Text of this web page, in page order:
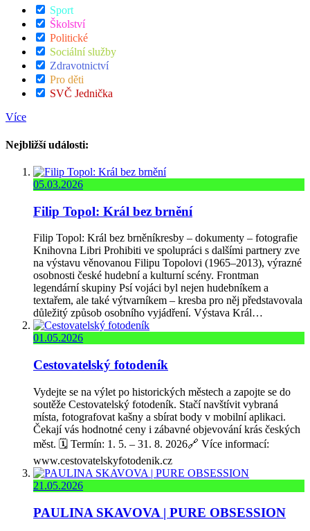
Sport
Školství
Politické
Sociální služby
Zdravotnictví
Pro děti
SVČ Jednička
Více
Nejbližší události:
05.03.2026
Filip Topol: Král bez brnění
Filip Topol: Král bez brněníkresby – dokumenty – fotografie
Knihovna Libri Prohibiti ve spolupráci s dalšími partnery zve
na výstavu věnovanou Filipu Topolovi (1965–2013), výrazné
osobnosti české hudební a kulturní scény. Frontman
legendární skupiny Psí vojáci byl nejen hudebníkem a
textařem, ale také výtvarníkem – kresba pro něj představovala
důležitý způsob osobního vyjádření. Výstava Král…
01.05.2026
Cestovatelský fotodeník
Vydejte se na výlet po historických městech a zapojte se do
soutěže Cestovatelský fotodeník. Stačí navštívit vybraná
místa, fotografovat kašny a sbírat body v mobilní aplikaci.
Čekají vás hodnotné ceny i zábavné objevování krás českých
měst. 🗓️ Termín: 1. 5. – 31. 8. 2026🔗 Více informací:
www.cestovatelskyfotodenik.cz
21.05.2026
PAULINA SKAVOVA | PURE OBSESSION